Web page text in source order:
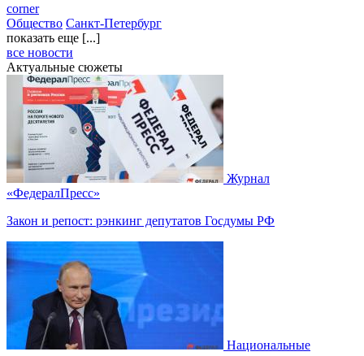
corner
Общество Санкт-Петербург
показать еще [...]
все новости
Актуальные сюжеты
Журнал
«ФедералПресс»
Закон и репост: рэнкинг депутатов Госдумы РФ
Национальные